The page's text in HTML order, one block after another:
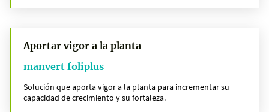
Aportar vigor a la planta
manvert foliplus
Solución que aporta vigor a la planta para incrementar su
capacidad de crecimiento y su fortaleza.